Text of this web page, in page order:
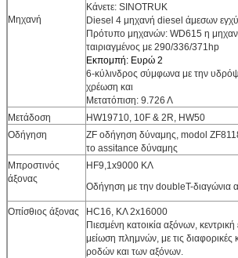
Μηχανή
Κάνετε: SINOTRUK
Diesel 4 μηχανή diesel άμεσων
Πρότυπο μηχανών: WD615 η
ταιριαγμένος με 290/336/371hp
Εκπομπή: Ευρώ 2
6-κύλινδρος σύμφωνα με την
χρέωση και
Μετατόπιση: 9.726 Λ
Μετάδοση
HW19710, 10F & 2R, HW50
Οδήγηση
ZF οδήγηση δύναμης, modol
το assitance δύναμης
Μπροστινός
άξονας
HF9,1x9000 ΚΛ
Οδήγηση με την doubleT-διαγώνια
Οπίσθιος άξονας
HC16, ΚΛ 2x16000
Πιεσμένη κατοικία αξόνων, κεντρική
μείωση πλημνών, με τις διαφορικές
ροδών και των αξόνων.